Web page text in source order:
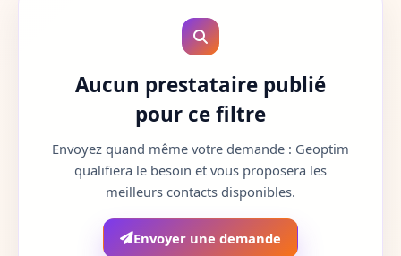
Cantal
Charente-Maritime
Aucun prestataire publié
pour ce filtre
Envoyez quand même votre demande : Geoptim
qualifiera le besoin et vous proposera les
meilleurs contacts disponibles.
Envoyer une demande